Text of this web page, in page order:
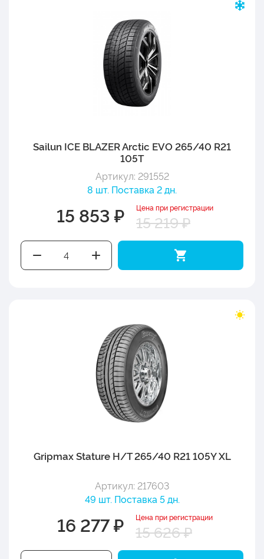
Sailun ICE BLAZER Arctic EVO 265/40 R21
105T
Артикул: 291552
8 шт. Поставка 2 дн.
15 853 ₽ Цена при регистрации
15 219 ₽
Gripmax Stature H/T 265/40 R21 105Y XL
Артикул: 217603
49 шт. Поставка 5 дн.
16 277 ₽ Цена при регистрации
15 626 ₽